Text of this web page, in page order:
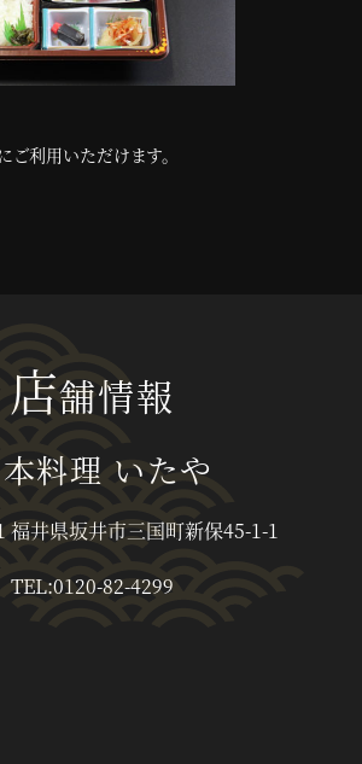
利用いただけます。
店舗情報
料理 いたや
福井県坂井市三国町新保45-1-1
TEL:0120-82-4299